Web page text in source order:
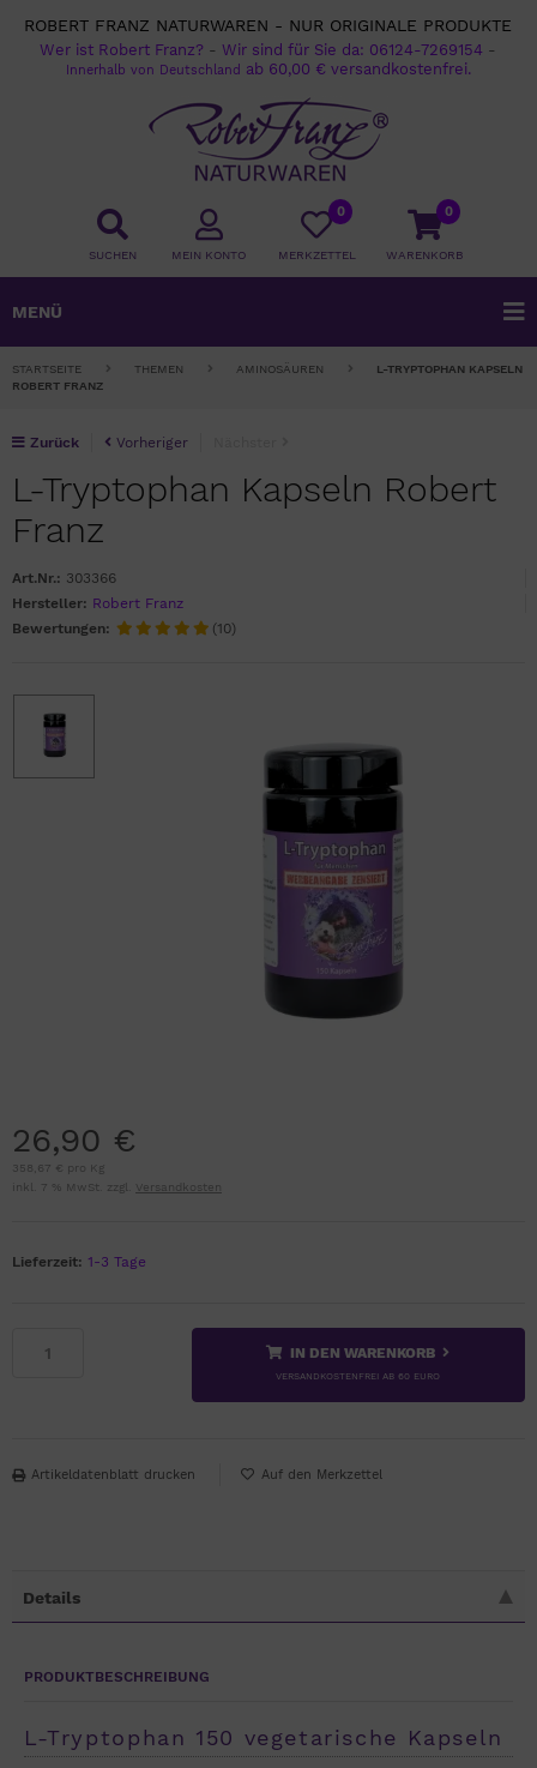
ROBERT FRANZ NATURWAREN - NUR ORIGINALE PRODUKTE
Wer ist Robert Franz? -Wir sind für Sie da: 06124-7269154 -
Innerhalb von Deutschland ab 60,00 € versandkostenfrei.
SUCHEN
0
WARENKORB
0
MERKZETTEL
MEIN KONTO
MENÜ
STARTSEITE THEMEN AMINOSÄUREN
L-TRYPTOPHAN KAPSELN
ROBERT FRANZ
L-Tryptophan Kapseln Robert
Franz
Art.Nr.: 303366
Hersteller: Robert Franz
Bewertungen:
(10)
Zurück Vorheriger
26,90 €
358,67 € pro Kg
inkl. 7 % MwSt. zzgl.
Versandkosten
Lieferzeit: 1-3 Tage
IN DEN WARENKORB
VERSANDKOSTENFREI AB 60 EURO
Artikeldatenblatt drucken
Details
PRODUKTBESCHREIBUNG
L-Tryptophan 150 vegetarische Kapseln